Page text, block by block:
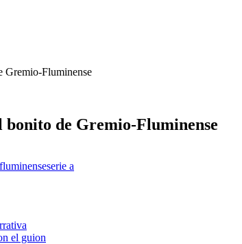
Gremio-Fluminense
de Gremio-Fluminense
fluminenseserie a
el guion